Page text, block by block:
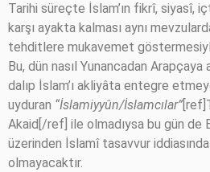
Tarihi süreçte İslam’ın fikrî, siyasî,
karşı ayakta kalması aynı
tehditlere mukavemet
Bu, dün nasıl Yunancadan
dalıp İslam’ı akliyâta entegre
uyduran “İslamiyyûn/İslamcılar”
Akaid[/ref] ile olmadıysa bu gün de
üzerinden İslamî tasavvur
olmayacaktır.